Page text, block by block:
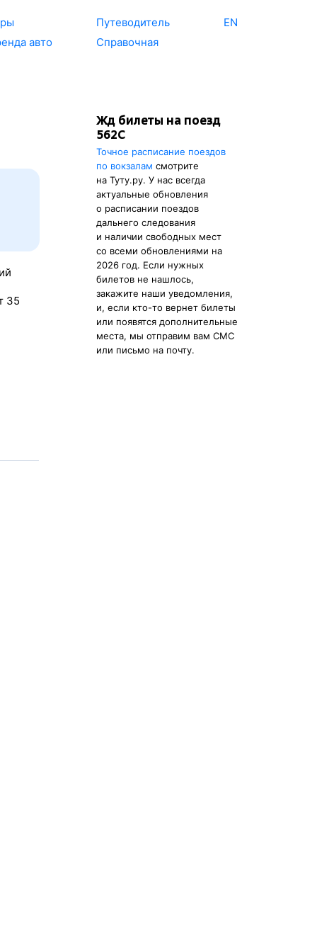
авто
Путеводитель
Справочная
EN
35
Жд билеты на поезд
562С
Точное расписание поездов
по вокзалам смотрите
на Туту.ру. У нас всегда
актуальные обновления
о расписании поездов
дальнего следования
и наличии свободных мест
со всеми обновлениями на
2026 год. Если нужных
билетов не нашлось,
закажите наши уведомления,
и, если кто-то вернет билеты
или появятся дополнительные
места, мы отправим вам СМС
или письмо на почту.